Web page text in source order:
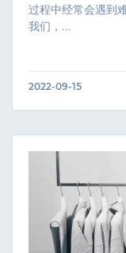
过程中经常会遇到
我们，...
2022-09-15